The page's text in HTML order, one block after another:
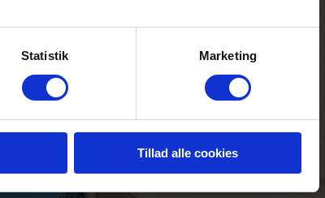
Statistik Marketing
Tillad alle cookies
minde
fra terrasseområdet.